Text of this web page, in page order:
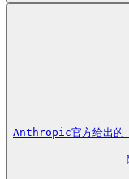
Anthropic官方给出的